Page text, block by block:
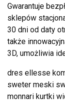
Gwarantuje
sklepów
30 dni od daty
także
3D, umożliwia
dres ellesse
sweter meski
monnari kurtki